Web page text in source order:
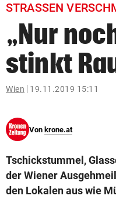
bookmark
search
Suchbegriff
eingeben
© Krone Multimedia GmbH
STRASSEN
„Nur
stinkt
Wien 19.11.2019 15:11
Von krone.at
Tschickstummel,
der Wiener
den Lokalen aus wie